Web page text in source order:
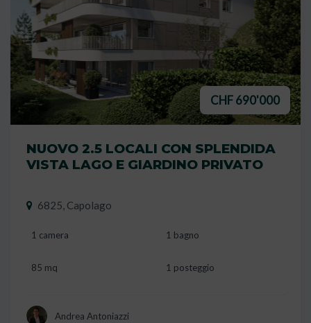
CHF 690'000
NUOVO 2.5 LOCALI CON SPLENDIDA
VISTA LAGO E GIARDINO PRIVATO
6825, Capolago
1 camera 1 bagno
85 mq 1 posteggio
Andrea Antoniazzi